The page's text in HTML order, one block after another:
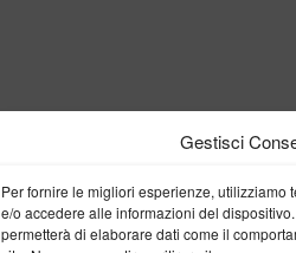
Gestisci
Per fornire le migliori esperienze, utilizziamo
e/o accedere alle informazioni del
permetterà di elaborare dati come il